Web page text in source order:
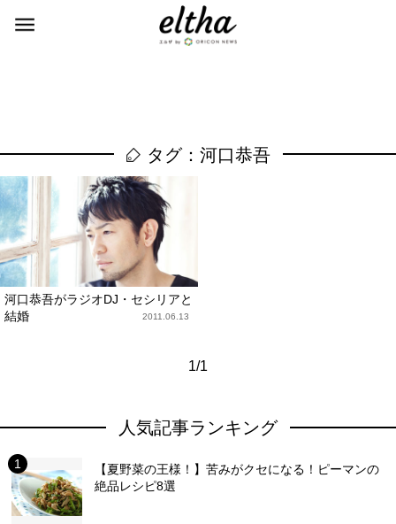
タグ：河口恭吾
河口恭吾がラジオDJ・セシリアと
結婚
2011.06.13
1/1
人気記事ランキング
【夏野菜の王様！】苦みがクセになる！ピーマンの
絶品レシピ8選